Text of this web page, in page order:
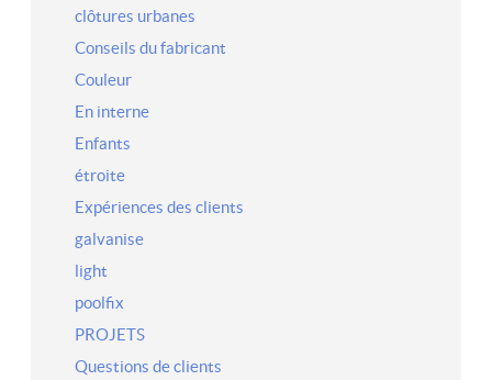
clôtures urbanes
Conseils du fabricant
Couleur
En interne
Enfants
étroite
Expériences des clients
galvanise
light
poolfix
PROJETS
Questions de clients